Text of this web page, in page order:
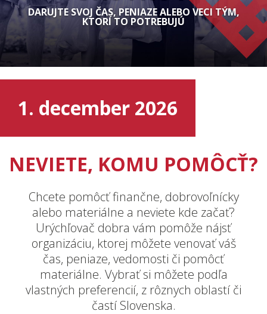
Čo je #GivingTuesday
Urýchľovač dobra
DARUJTE SVOJ ČAS, PENIAZE ALEBO VECI TÝM,
KTORÍ TO POTREBUJÚ
1. december 2026
NEVIETE, KOMU POMÔCŤ?
Chcete pomôcť finančne, dobrovoľnícky
alebo materiálne a neviete kde začať?
Urýchľovač dobra vám pomôže nájsť
organizáciu, ktorej môžete venovať váš
čas, peniaze, vedomosti či pomôcť
materiálne. Vybrať si môžete podľa
vlastných preferencií, z rôznych oblastí či
častí Slovenska.